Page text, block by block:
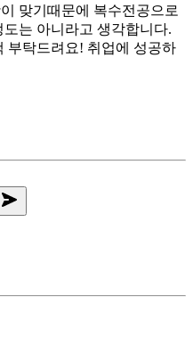
맞기때문에 복수전공으로
는 아니라고 생각합니다.
부탁드려요! 취업에 성공하